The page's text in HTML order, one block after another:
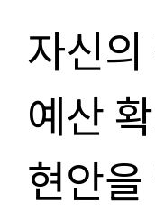
자신
예산
현안